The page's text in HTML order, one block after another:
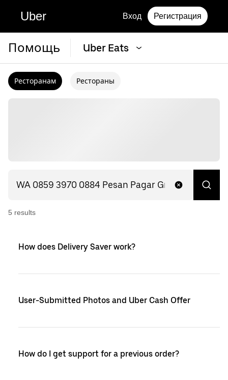
Uber Вход Регистрация
Помощь Uber Eats
Ресторанам Рестораны
5 results
How does Delivery Saver work?
User-Submitted Photos and Uber Cash Offer
How do I get support for a previous order?